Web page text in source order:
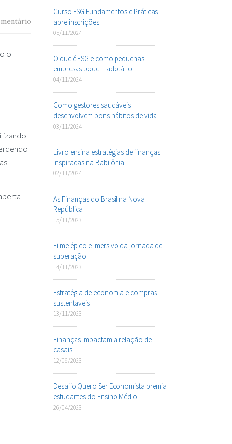
o
Curso ESG Fundamentos e Práticas
abre inscrições
05/11/2024
O que é ESG e como pequenas
empresas podem adotá-lo
04/11/2024
Como gestores saudáveis
desenvolvem bons hábitos de vida
03/11/2024
Livro ensina estratégias de finanças
inspiradas na Babilônia
02/11/2024
As Finanças do Brasil na Nova
República
15/11/2023
Filme épico e imersivo da jornada de
superação
14/11/2023
Estratégia de economia e compras
sustentáveis
13/11/2023
Finanças impactam a relação de
casais
12/06/2023
Desafio Quero Ser Economista premia
estudantes do Ensino Médio
26/04/2023